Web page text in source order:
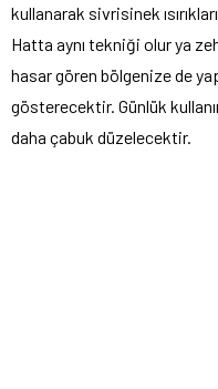
kullanarak sivrisinek
Hatta aynı tekniği olur ya
hasar gören bölgenize de
gösterecektir. Günlük
daha çabuk düzelecektir.